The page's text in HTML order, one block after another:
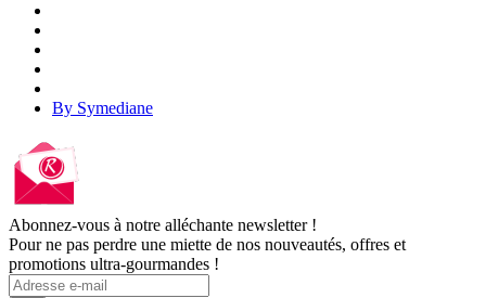
By Symediane
Abonnez-vous à notre alléchante newsletter !
Pour ne pas perdre une miette de nos nouveautés, offres et
promotions ultra-gourmandes !